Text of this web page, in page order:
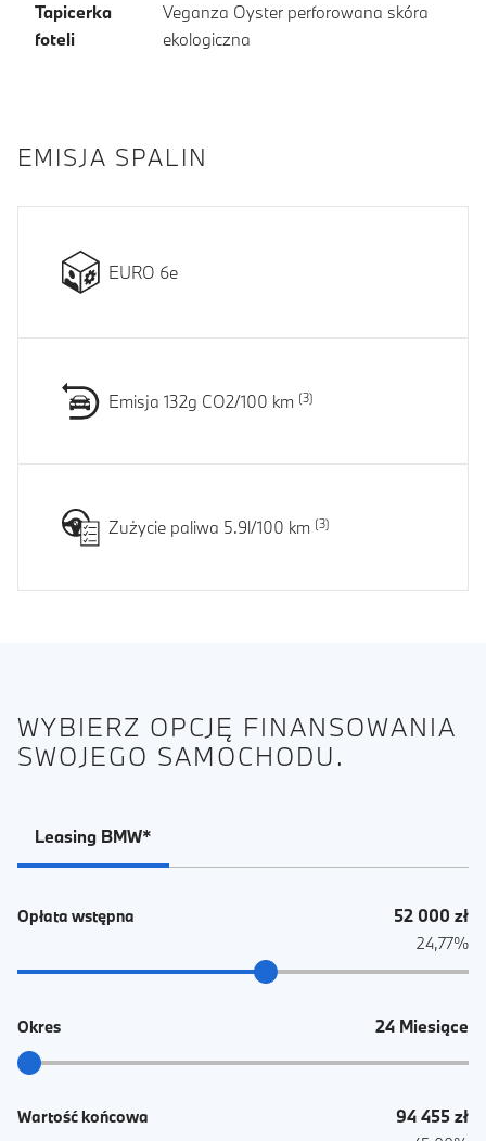
Tapicerka
foteli
Veganza Oyster perforowana skóra
ekologiczna
EMISJA SPALIN
EURO 6e
Emisja 132g CO2/100 km
Zużycie paliwa 5.9l/100 km
WYBIERZ OPCJĘ FINANSOWANIA
SWOJEGO SAMOCHODU.
Leasing BMW*
Opłata wstępna 52 000 zł
24,77%
Okres 24 Miesiące
Wartość końcowa 94 455 zł